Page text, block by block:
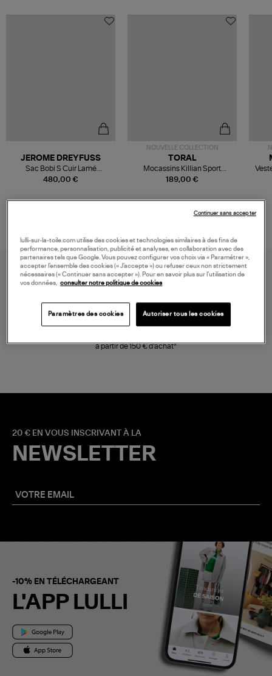
480,00 €
JEROME DREYFUSS
Sac Bobi S Cuir Lamé
Champagne
NOUVELLE COLLECTION
189,00 €
TORAL
Mocassins Killian Sport
Mousse
à partir de 150 € d'achat*
20 € EN VOUS INSCRIVANT À LA
NEWSLETTER
-10% EN TÉLÉCHARGEANT
L'APP LULLI
lulli-sur-la-toile.com utilise des cookies et technologies similaires à des fins de
performance, personnalisation, publicité et analyses, en collaboration avec des
partenaires tels que Google. Vous pouvez configurer vos choix via « Paramétrer »,
accepter l’ensemble des cookies (« J’accepte ») ou refuser ceux non strictement
nécessaires (« Continuer sans accepter »). Pour en savoir plus sur l’utilisation de
vos données, consulter notre politique de cookies
Paramètres des cookies Autoriser tous les cookies
Continuer sans accepter